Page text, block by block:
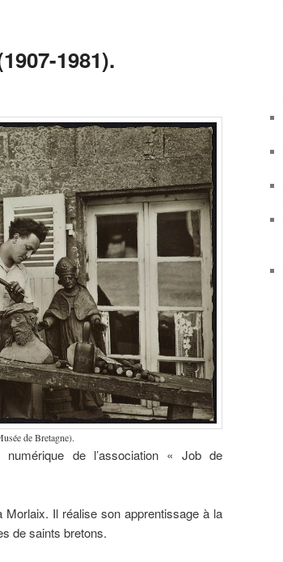
1981).
de Bretagne).
de l’association « Job de
Il réalise son apprentissage à la
de saints bretons.